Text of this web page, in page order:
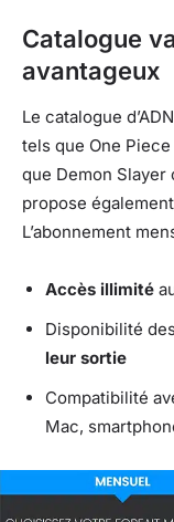
Catalogue
avantageux
Le catalogue
tels que One
que Demon Slayer
propose
L’abonnement
Accès illimité
Disponibilité
leur sortie
Compatibilité
Mac,